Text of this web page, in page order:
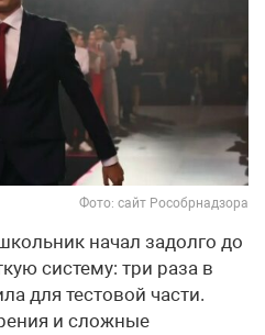
Фото: сайт Рособрнадзора
начал задолго до
систему: три раза в
для тестовой части.
и сложные